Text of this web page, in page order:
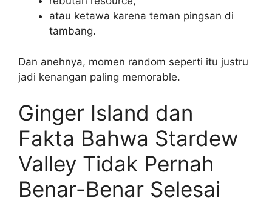
atau ketawa karena teman pingsan di
tambang.
Dan anehnya, momen random seperti itu justru
jadi kenangan paling memorable.
Ginger Island dan
Fakta Bahwa Stardew
Valley Tidak Pernah
Benar-Benar Selesai